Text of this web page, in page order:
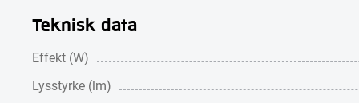
Teknisk data
Effekt (W)
Lysstyrke (lm)